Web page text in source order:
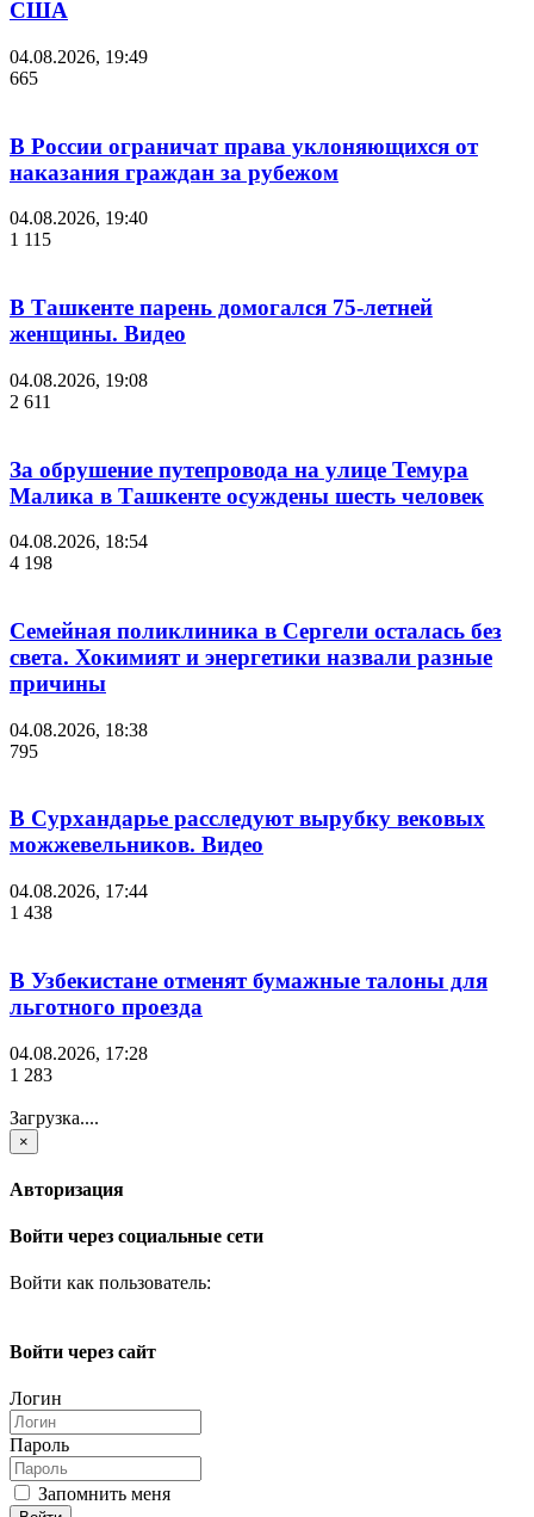
США
04.08.2026, 19:49
665
В России ограничат права уклоняющихся от
наказания граждан за рубежом
04.08.2026, 19:40
1 115
В Ташкенте парень домогался 75-летней
женщины. Видео
04.08.2026, 19:08
2 611
За обрушение путепровода на улице Темура
Малика в Ташкенте осуждены шесть человек
04.08.2026, 18:54
4 198
Семейная поликлиника в Сергели осталась без
света. Хокимият и энергетики назвали разные
причины
04.08.2026, 18:38
795
В Сурхандарье расследуют вырубку вековых
можжевельников. Видео
04.08.2026, 17:44
1 438
В Узбекистане отменят бумажные талоны для
льготного проезда
04.08.2026, 17:28
1 283
Загрузка....
×
Авторизация
Войти через социальные сети
Войти как пользователь:
Войти через сайт
Логин
Пароль
Запомнить меня